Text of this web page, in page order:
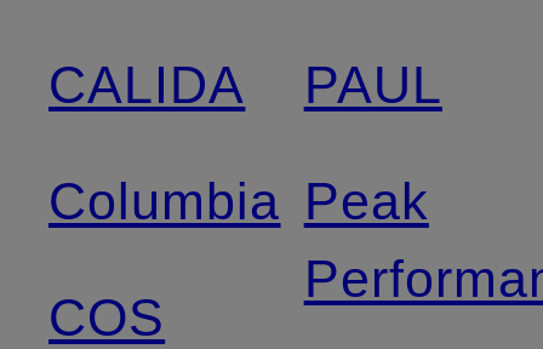
CALIDA
Columbia
COS
PAUL
Peak